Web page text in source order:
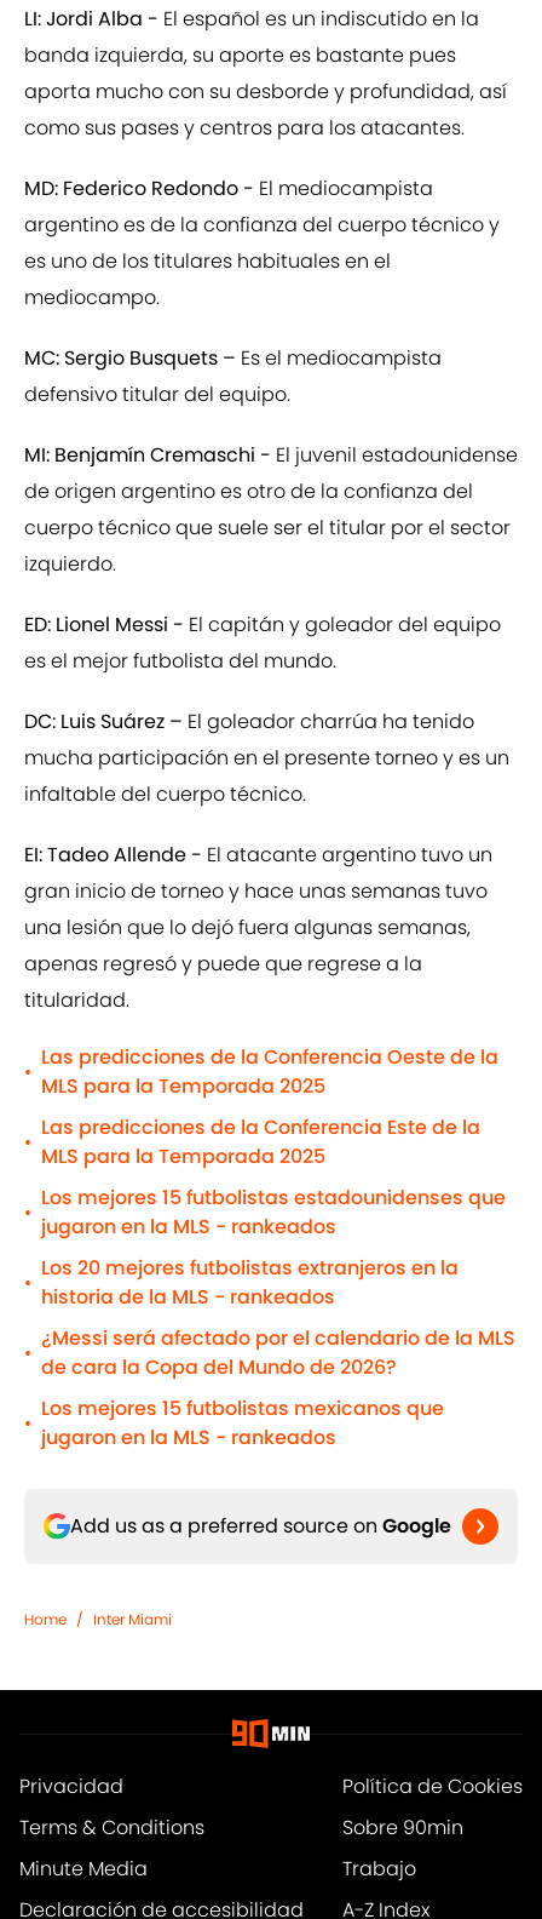
LI: Jordi Alba - El español es un indiscutido en la
banda izquierda, su aporte es bastante pues
aporta mucho con su desborde y profundidad, así
como sus pases y centros para los atacantes.
MD: Federico Redondo - El mediocampista
argentino es de la confianza del cuerpo técnico y
es uno de los titulares habituales en el
mediocampo.
MC: Sergio Busquets – Es el mediocampista
defensivo titular del equipo.
MI: Benjamín Cremaschi - El juvenil estadounidense
de origen argentino es otro de la confianza del
cuerpo técnico que suele ser el titular por el sector
izquierdo.
ED: Lionel Messi - El capitán y goleador del equipo
es el mejor futbolista del mundo.
DC: Luis Suárez – El goleador charrúa ha tenido
mucha participación en el presente torneo y es un
infaltable del cuerpo técnico.
EI: Tadeo Allende - El atacante argentino tuvo un
gran inicio de torneo y hace unas semanas tuvo
una lesión que lo dejó fuera algunas semanas,
apenas regresó y puede que regrese a la
titularidad.
•
Las predicciones de la Conferencia Oeste de la
MLS para la Temporada 2025
•
Las predicciones de la Conferencia Este de la
MLS para la Temporada 2025
•
Los mejores 15 futbolistas estadounidenses que
jugaron en la MLS - rankeados
•
Los 20 mejores futbolistas extranjeros en la
historia de la MLS - rankeados
•
¿Messi será afectado por el calendario de la MLS
de cara la Copa del Mundo de 2026?
•
Los mejores 15 futbolistas mexicanos que
jugaron en la MLS - rankeados
Add us as a preferred source on Google
Home / Inter Miami
Privacidad
Política de Cookies
Terms & Conditions
Sobre 90min
Minute Media
Trabajo
Declaración de accesibilidad
A-Z Index